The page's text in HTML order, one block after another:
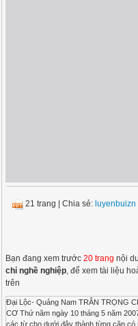
21 trang |Chia sẻ: luyenbuizn
Bạn đang xem trước20 trang nội
chỉ nghề nghiệp, để xem tài liệu
trên
Đại Lộc- Quảng Nam TRÂN TRỌNG
CƠ Thứ năm ngày 10 tháng 5 năm
các từ cho dưới đây thành từng cặp